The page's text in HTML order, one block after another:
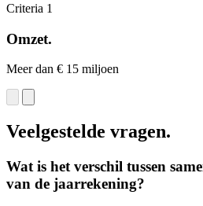
Criteria 1
Omzet.
Meer dan € 15 miljoen
Veelgestelde vragen.
Wat is het verschil tussen
van de jaarrekening?